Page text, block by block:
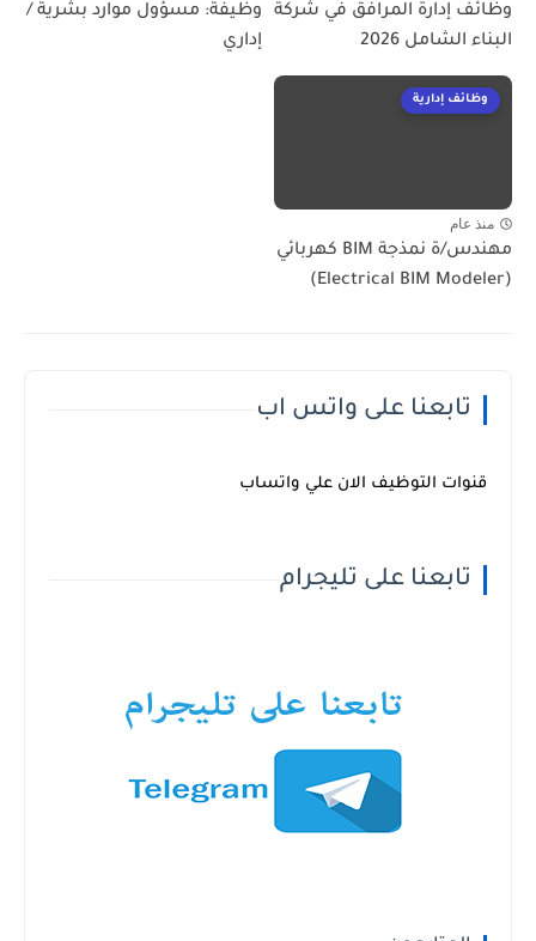
وظائف إدارة المرافق في شركة
البناء الشامل 2026
وظيفة: مسؤول موارد بشرية /
إداري
وظائف إدارية
منذ عام
مهندس/ة نمذجة BIM كهربائي
(Electrical BIM Modeler)
تابعنا على واتس اب
قنوات التوظيف الان علي واتساب
تابعنا على تليجرام